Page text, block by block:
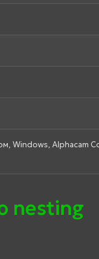
Windows, Alphacam
nesting